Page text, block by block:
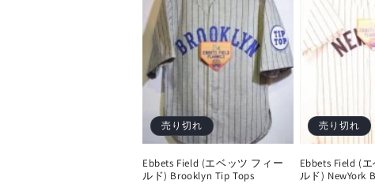
売り切れ
Ebbets Field (エベッツ フィー
ルド) Brooklyn Tip Tops
売り切れ
Ebbets Field (
ルド) NewYork